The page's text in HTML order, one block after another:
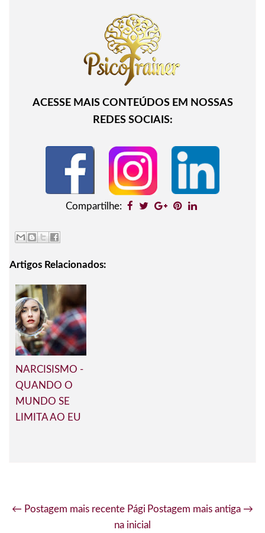
ACESSE MAIS CONTEÚDOS EM NOSSAS
REDES SOCIAIS:
Compartilhe:
Artigos Relacionados:
NARCISISMO -
QUANDO O
MUNDO SE
LIMITA AO EU
← Postagem mais recente Postagem mais antiga →
Pági
na inicial